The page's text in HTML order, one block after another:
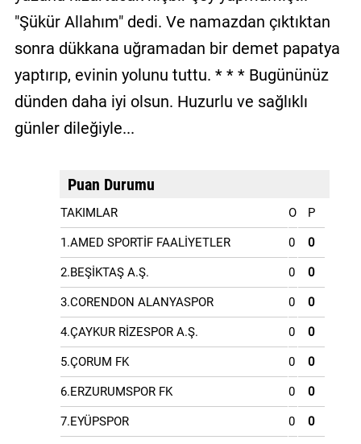
"Şükür Allahım" dedi. Ve namazdan çıktıktan
sonra dükkana uğramadan bir demet papatya
yaptırıp, evinin yolunu tuttu. * * * Bugününüz
dünden daha iyi olsun. Huzurlu ve sağlıklı
günler dileğiyle...
Puan Durumu
TAKIMLAR O P
1.AMED SPORTİF FAALİYETLER 0 0
2.BEŞİKTAŞ A.Ş. 0 0
3.CORENDON ALANYASPOR 0 0
4.ÇAYKUR RİZESPOR A.Ş. 0 0
5.ÇORUM FK 0 0
6.ERZURUMSPOR FK 0 0
7.EYÜPSPOR 0 0